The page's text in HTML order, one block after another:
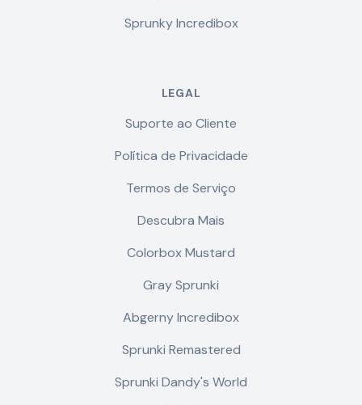
Sprunky Incredibox
LEGAL
Suporte ao Cliente
Política de Privacidade
Termos de Serviço
Descubra Mais
Colorbox Mustard
Gray Sprunki
Abgerny Incredibox
Sprunki Remastered
Sprunki Dandy's World